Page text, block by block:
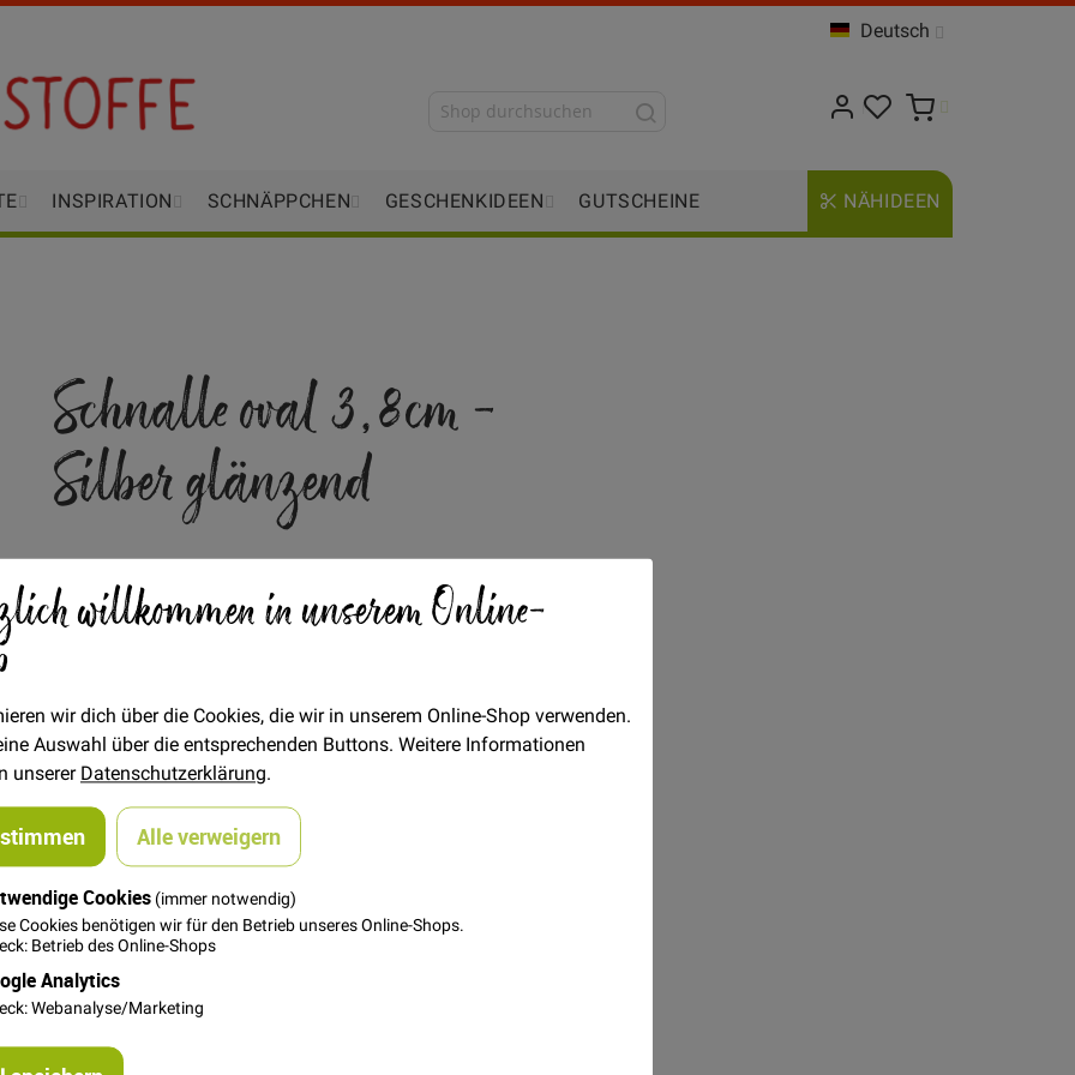
willkommen in unserem Online-
wir dich über die Cookies, die wir in unserem Online-Shop verwenden.
Auswahl über die entsprechenden Buttons. Weitere Informationen
unsererDatenschutzerklärung.
Alle verweigern
Cookies (immer notwendig)
Cookies benötigen wir für den Betrieb unseres Online-Shops.
Betrieb des Online-Shops
Analytics
Webanalyse/Marketing
Deutsch
INSPIRATION SCHNÄPPCHEN GESCHENKIDEEN GUTSCHEINE NÄHIDEEN
Schnalle oval 3,8cm -
Silber glänzend
VerfügbarkeitAuf Lager
1,00 €
In den Warenkorb
Farbe: silber glänzend, Aussenmaße: ca. 2,2 x 4,6 cm.